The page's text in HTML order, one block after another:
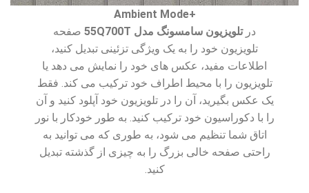
+Ambient Mode
درتلویزیون سامسونگ مدل 55Q700T
صفحه
تلویزیون خود را به یک ویژگی تزئینی تبدیل کنید،
اطلاعات مفید، عکس های خود را نمایش می دهد یا
تلویزیون را با محیط اطراف خود ترکیب می کند. فقط
یک عکس بگیرید، آن را در تلویزیون خود آپلود کنید و آن
را با دکوراسیون خود ترکیب کنید. به طور خودکار با نور
اتاق شما تنظیم می شود، به طوری که می توانید به
راحتی صفحه خالی بزرگ را به چیزی از گذشته تبدیل
کنید.